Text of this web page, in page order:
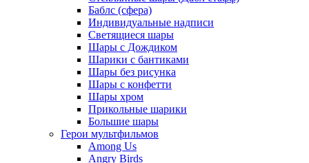
Баблс (сфера)
Индивидуальные надписи
Светящиеся шары
Шары с Дождиком
Шарики с бантиками
Шары без рисунка
Шары с конфетти
Шары хром
Прикольные шарики
Большие шары
Герои мультфильмов
Among Us
Angry Birds